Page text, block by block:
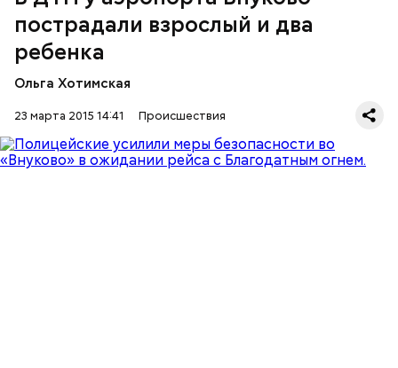
пострадали взрослый и два
ребенка
Ольга Хотимская
23 марта 2015 14:41 Происшествия